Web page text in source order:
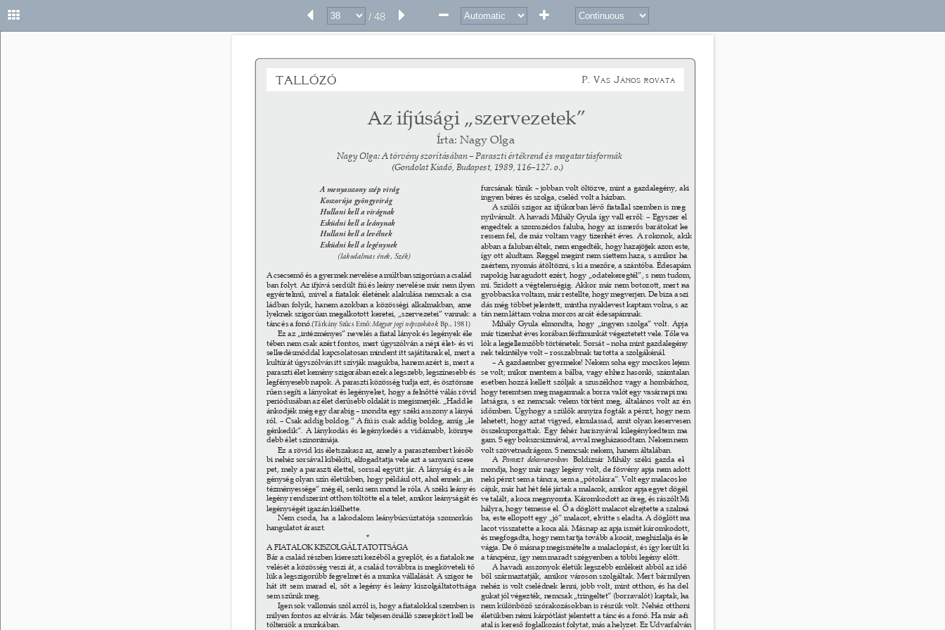
/ 48
taLLózó P. v aS J ánoS Rovata
A csecsemő és a gyermek nevelése a múltban szigorúan a család
-
ban folyt. Az ifjúvá serdült ﬁú és leány nevelése már nem ilyen
egyértelmű, mivel a ﬁatalok életének alakulása nemcsak a csa
-
ládban folyik, hanem azokban a közösségi alkalmakban, ame
-
lyeknek szigorúan megalkotott keretei, „szervezetei” vannak: a
tánc és a fonó. (Tárkány Szűcs Ernő: Magyar jogi népszokások. Bp., 1981)
Ez az „intézményes” nevelés a ﬁatal lányok és legények éle
-
tében nem csak azért fontos, mert úgyszólván a népi élet- és vi
-
selkedésmóddal kapcsolatosan mindent itt sajátítanak el, mert a
kultúrát úgyszólván itt szívják magukba, hanem azért is, mert a
paraszti élet kemény szigorában ezek a legszebb, legszínesebb és
legfényesebb napok. A paraszti közösség tudja ezt, és ösztönsze
-
rűen segíti a lányokat és legényeket, hogy a felnőtté válás rövid
periódusában az élet derűsebb oldalát is megismerjék. „Hadd le
-
ánkodjék még egy darabig – mondta egy széki asszony a lányá
-
ról. – Csak addig boldog.” A ﬁú is csak addig boldog, amíg „le
-
génkedik”. A lánykodás és legénykedés a vidámabb, könnye
-
debb élet szinonimája.
Ez a rövid kis életszakasz az, amely a parasztembert későb
-
bi nehéz sorsával kibékíti, elfogadtatja vele azt a sanyarú szere
-
pet, mely a paraszti élettel, sorssal együtt jár. A lányság és a le
-
génység olyan szín életükben, hogy például ott, ahol ennek „in
-
tézményessége” még él, senki sem mond le róla. A széki leány és
legény rendszerint otthon töltötte el a telet, amikor leányságát és
legénységét igazán kiélhette.
Nem csoda, ha a lakodalom leánybúcsúztatója szomorkás
hangulatot áraszt.
*
A FIATALOK KISZOLGÁLTATOTTSÁGA
Bár a család részben kiereszti kezéből a gyeplőt, és a ﬁatalok ne
-
velését a közösség veszi át, a család továbbra is megköveteli tő
-
lük a legszigorúbb fegyelmet és a munka vállalását. A szigor te
-
hát itt sem marad el, sőt a legény és leány kiszolgáltatottsága
sem szűnik meg.
Igen sok vallomás szól arról is, hogy a ﬁatalokkal szemben is
milyen fontos az elvárás. Már teljesen önálló szerepkört kell be
-
tölteniök a munkában.
Az ifjúsági „szervezetek”
Írta: Nagy Olga
furcsának tűnik – jobban volt öltözve, mint a gazdalegény, aki
ingyen béres és szolga, cseléd volt a házban.
A szülői szigor az ifjúkorban lévő ﬁatallal szemben is meg
-
nyilvánult. A havadi Mihály Gyula így vall erről: – Egyszer el
-
engedtek a szomszédos faluba, hogy az ismerős barátokat ke
-
ressem fel, de már voltam vagy tizenhét éves. A rokonok, akik
abban a faluban éltek, nem engedték, hogy hazajöjjek azon este,
így ott aludtam. Reggel megint nem siettem haza, s amikor ha
-
zaértem, nyomás átöltözni, s ki a mezőre, a szántóba. Édesapám
napokig haragudott ezért, hogy „odatekeregtél”, s nem tudom,
mi. Szidott a végtelenségig. Akkor már nem botozott, mert na
-
gyobbacska voltam, már restellte, hogy megverjen. De biza a szi
-
dás még többet jelentett, mintha nyaklevest kaptam volna, s az
-
tán nem láttam volna morcos arcát édesapámnak.
Mihály Gyula elmondta, hogy „ingyen szolga” volt. Apja
már tizenhat éves korában férﬁmunkát végeztetett vele. Tőle va
-
lók a legjellemzőbb történetek. Sorsát – noha mint gazdalegény
-
nek tekintélye volt – rosszabbnak tartotta a szolgákénál.
– A gazdaember gyermeke! Nekem soha egy mocskos lejem
se volt; mikor mentem a bálba, vagy ehhez hasonló, számtalan
esetben hozzá kellett szóljak a szuszékhoz vagy a hombárhoz,
hogy teremtsen meg magamnak a borra valót egy vasárnapi mu
-
latságra, s ez nemcsak velem történt meg, általános volt az én
időmben. Úgyhogy a szülők annyira fogták a pénzt, hogy nem
lehetett, hogy aztat vigyed, elmulassad, amit olyan keservesen
összekuporgattak. Egy fehér harisnyával kilegénykedtem ma
-
gam. S egy bokszcsizmával, avval megházasodtam. Nekem nem
volt szövetnadrágom. S nemcsak nekem, hanem általában.
A Paraszt dekameronban Boldizsár Mihály széki gazda el-
mondja, hogy már nagy legény volt, de fösvény apja nem adott
neki pénzt sem a táncra, sem a „pótolásra”. Volt egy malacos ko
-
cájuk, már hat hét felé jártak a malacok, amikor apja egyet dögöl
-
ve talált, a koca megnyomta. Káromkodott az öreg, és rászólt Mi
-
hályra, hogy temesse el. Ő a döglött malacot elrejtette a szalmá
-
ba, este ellopott egy „jó” malacot, elvitte s eladta. A döglött ma
-
lacot visszatette a koca alá. Másnap az apja ismét káromkodott,
és megfogadta, hogy nem tartja tovább a kocát, meghizlalja és le
-
vágja. De ő másnap megismételte a malaclopást, és így került ki
a táncpénz, így nem maradt szégyenben a többi legény előtt.
A havadi asszonyok életük legszebb emlékeit abból az idő
-
ből származtatják, amikor városon szolgáltak. Mert bármilyen
nehéz is volt cselédnek lenni, jobb volt, mint otthon, és ha dol
-
gukat jól végezték, nemcsak „tringeltet” (borravalót) kaptak, ha
-
nem különböző szórakozásokban is részük volt. Nehéz otthoni
életükben némi kárpótlást jelentett a tánc és a fonó. Ha már a ﬁ
-
atal is kereső foglalkozást folytat, más a helyzet. Ez Udvarfalván
Nagy Olga: A törvény szorításában – Paraszti értékrend és magatartásformák
(Gondolat Kiadó, Budapest, 1989, 116–127. o.)
A menyasszony szép virág
Koszorúja gyöngyvirág
Hullani kell a virágnak
Esküdni kell a leánynak
Hullani kell a levélnek
Esküdni kell a legénynek
(lakodalmas ének, Szék)